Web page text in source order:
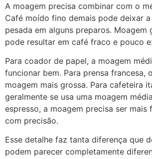
A moagem precisa combinar com o
Café moído fino demais pode deixar
pesada em alguns preparos. Moagem
pode resultar em café fraco e pouco
Para coador de papel, a moagem
funcionar bem. Para prensa francesa,
moagem mais grossa. Para cafeteira
geralmente se usa uma moagem
espresso, a moagem precisa ser mais
com precisão.
Esse detalhe faz tanta diferença que
podem parecer completamente